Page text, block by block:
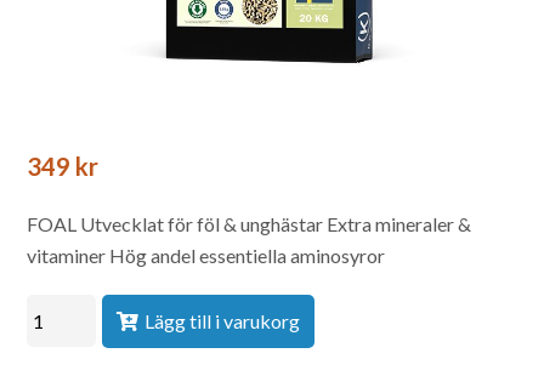
349 kr
FOAL Utvecklat för föl & unghästar Extra mineraler &
vitaminer Hög andel essentiella aminosyror
Lägg till i varukorg